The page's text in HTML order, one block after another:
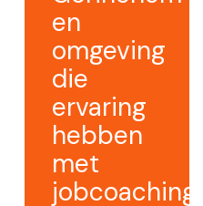
en
omgeving
die
ervaring
hebben
met
jobcoaching.